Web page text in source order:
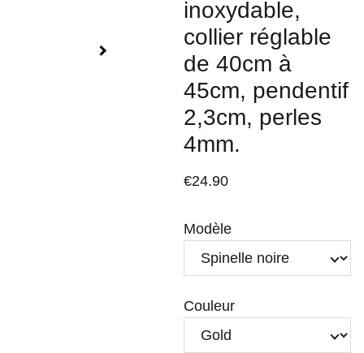
inoxydable,
collier réglable
de 40cm à
45cm, pendentif
2,3cm, perles
4mm.
€24.90
Modèle
Couleur